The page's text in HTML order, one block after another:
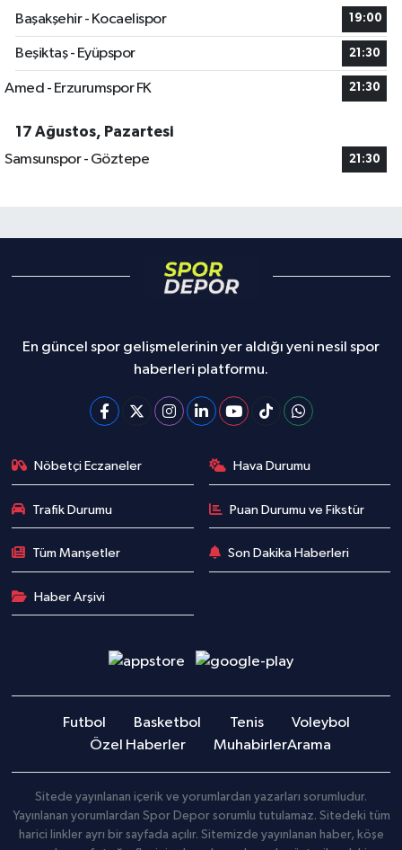
Başakşehir - Kocaelispor
19:00
Beşiktaş - Eyüpspor 21:30
Amed - Erzurumspor FK 21:30
17 Ağustos, Pazartesi
Samsunspor - Göztepe
21:30
En güncel spor gelişmelerinin yer aldığı yeni nesil spor
haberleri platformu.
Nöbetçi Eczaneler Hava Durumu
Trafik Durumu Puan Durumu ve Fikstür
Tüm Manşetler Son Dakika Haberleri
Haber Arşivi
Futbol Basketbol Tenis
Voleybol
Özel Haberler
MuhabirlerArama
Sitede yayınlanan içerik ve yorumlardan yazarları sorumludur.
Yayınlanan yorumlardan Spor Depor sorumlu tutulamaz. Sitedeki tüm
harici linkler ayrı bir sayfada açılır. Sitemizde yayınlanan haber, köşe